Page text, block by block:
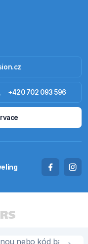
+420 702 093 596